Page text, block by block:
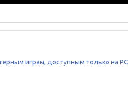
играм, доступным только на PC